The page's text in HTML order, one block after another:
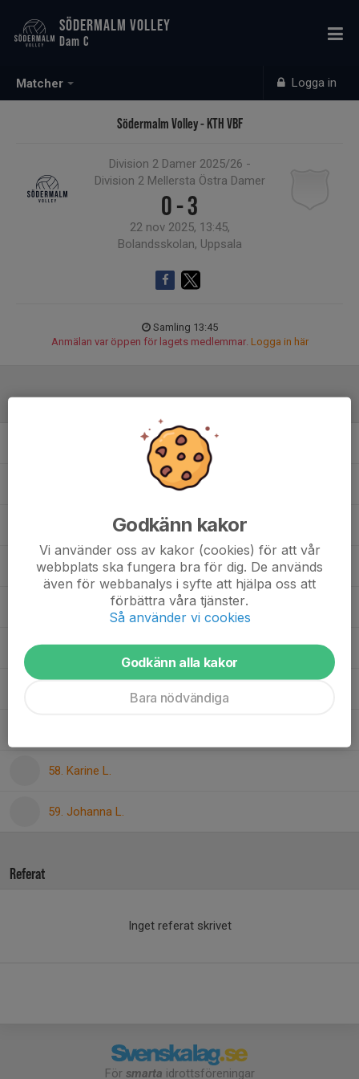
Matcher Logga in
SÖDERMALM VOLLEY
Dam C
Södermalm Volley - KTH VBF
Division 2 Damer 2025/26 -
Division 2 Mellersta Östra Damer
0 - 3
22 nov 2025, 13:45,
Bolandsskolan, Uppsala
Samling 13:45
Anmälan var öppen för lagets medlemmar. Logga in här
, Vilande spelare
44. Hanna J.
46. Ewelina G., Vilande spelare
47. Gabriela Z.
58. Karine L.
59. Johanna L.
Referat
Inget referat skrivet
För smarta idrottsföreningar
Godkänn kakor
Vi använder oss av kakor (cookies) för att vår
webbplats ska fungera bra för dig. De används
även för webbanalys i syfte att hjälpa oss att
förbättra våra tjänster.
Så använder vi cookies
Godkänn alla kakor
Bara nödvändiga